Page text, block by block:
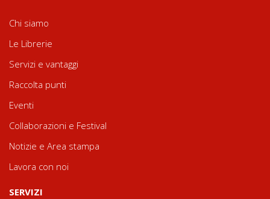
Chi siamo
Le Librerie
Servizi e vantaggi
Raccolta punti
Eventi
Collaborazioni e Festival
Notizie e Area stampa
Lavora con noi
SERVIZI